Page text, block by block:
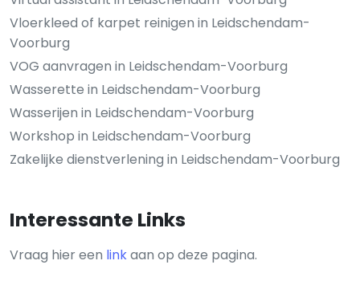
Vloerkleed of karpet reinigen in Leidschendam-
Voorburg
VOG aanvragen in Leidschendam-Voorburg
Wasserette in Leidschendam-Voorburg
Wasserijen in Leidschendam-Voorburg
Workshop in Leidschendam-Voorburg
Zakelijke dienstverlening in Leidschendam-Voorburg
Interessante Links
Vraag hier een linkaan op deze pagina.